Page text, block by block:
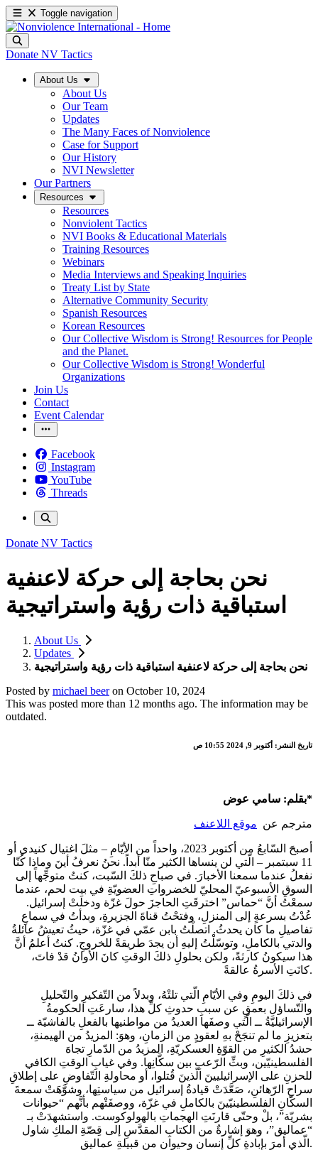
Toggle navigation
Donate NV Tactics
About Us
About Us
Our Team
Updates
The Many Faces of Nonviolence
Case for Support
Our History
NVI Newsletter
Our Partners
Resources
Resources
Nonviolent Tactics
NVI Books & Educational Materials
Training Resources
Webinars
Media Interviews and Speaking Inquiries
Treaty List by State
Alternative Community Security
Spanish Resources
Korean Resources
Our Collective Wisdom is Strong! Resources for People
and the Planet.
Our Collective Wisdom is Strong! Wonderful
Organizations
Join Us
Contact
Event Calendar
Facebook
Instagram
YouTube
Threads
Donate NV Tactics
نحن بحاجة إلى حركة لاعنفية
استباقية ذات رؤية واستراتيجية
About Us
Updates
نحن بحاجة إلى حركة لاعنفية استباقية ذات رؤية واستراتيجية
Posted by michael beeron October 10, 2024
This was posted more than 12 months ago. The information may be
outdated.
تاريخ النشر: أكتوبر 9, 2024 10:55 ص
بقلم: سامي عوض*
مترجم عن موقع اللاعنف
أصبحَ السّابعُ من أكتوبر 2023، واحداً من الأيّامِ – مثلَ اغتيال كنيدي أو
11 سبتمبر – الّتي لن ينساها الكثير منّا أبداً. نحنُ نعرفُ أينَ وماذا كُنّا
نفعلُ عندما سمعنا الأخبارَ. في صباحِ ذلكَ السّبت، كنتُ متوجِّهاً إلى
السوقِ الأسبوعيّ المحليّ للخضرواتِ العضويّةِ في بيت لحم، عندما
سمعْتُ أنَّ “حماس” اخترقَتِ الحاجزَ حولَ غزّة ودخلَتْ إسرائيل.
عُدْتُ بسرعةٍ إلى المنزلِ، وفتحْتُ قناةَ الجزيرةِ، وبدأتُ في سماعِ
تفاصيلِ ما كان يحدثُ. اتصلْتُ بابن عمّي في غزّة، حيثُ تعيشُ عائلةُ
والدتي بالكاملِ، وتوسّلْتُ إليهِ أن يجدَ طريقةً للخروجِ. كنتُ أعلمُ أنَّ
هذا سيكونُ كارثةً، ولكن بحلولِ ذلكَ الوقتِ كانَ الأوانُ قدْ فاتَ،
كانَتِ الأسرةُ عالقةً.
في ذلكَ اليومِ وفي الأيّامِ الّتي تلتْهُ، وبدلاً من التّفكيرِ والتّحليلِ
والتّساؤلِ بعمقٍ عن سببِ حدوثِ كلِّ هذا، سارعَتِ الحكومةُ
الإسرائيليّةُ ــ الّتي وصفَها العديدُ من مواطنيها بالفعلِ بالفاشيّة ــ
بتعزيزِ ما لم تنجَحْ بهِ لعقودٍ من الزمانِ، وهوَ: المزيدُ من الهيمنةِ،
حشدُ الكثيرِ من القوّةِ العسكريّةِ، المزيدُ من الدّمارِ تجاهَ
الفلسطينيّين، وبثِّ الرّعبِ بين سكَّانِها. وفي غيابِ الوقتِ الكافي
للحزنِ على الإسرائيليينَ الّذينَ قُتلوا، أو محاولةِ التّفاوضِ على إطلاقِ
سراحِ الرّهائنِ، صَعَّدَتْ قيادةُ إسرائيل من سياستِها، وشوَّهَتْ سمعةَ
السكّانِ الفلسطينيّينَ بالكاملِ في غزّة، ووصفَتْهم بأنَّهم “حيوانات
بشريّة”، بلْ وحتّى قارنَتِ الهجماتِ بالهولوكوست. واستشهدَتْ بـ
“عماليق”، وهوَ إشارةٌ من الكتابِ المقدَّسِ إلى قِصّةِ الملكِ شاول
الّذي أمرَ بإبادةِ كلِّ إنسانٍ وحيوانٍ من قبيلةِ عماليق.